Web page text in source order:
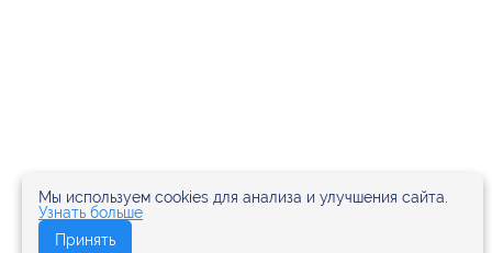
Мы используем cookies для анализа и улучшения сайта.
Узнать больше
Принять